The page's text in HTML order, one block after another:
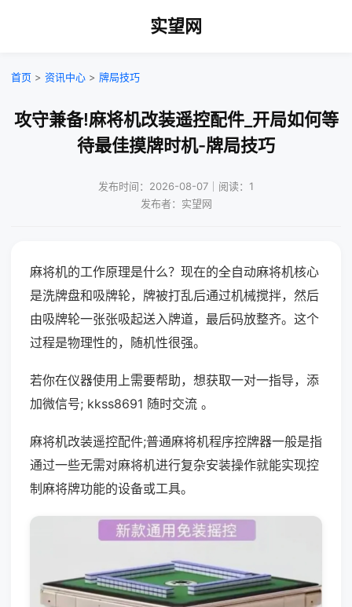
实望网
首页 > 资讯中心 > 牌局技巧
攻守兼备!麻将机改装遥控配件_开局如何等
待最佳摸牌时机-牌局技巧
发布时间：2026-08-07｜阅读：1
发布者：实望网
麻将机的工作原理是什么？现在的全自动麻将机核心
是洗牌盘和吸牌轮，牌被打乱后通过机械搅拌，然后
由吸牌轮一张张吸起送入牌道，最后码放整齐。这个
过程是物理性的，随机性很强。
若你在仪器使用上需要帮助，想获取一对一指导，添
加微信号; kkss8691 随时交流 。
麻将机改装遥控配件;普通麻将机程序控牌器一般是指
通过一些无需对麻将机进行复杂安装操作就能实现控
制麻将牌功能的设备或工具。